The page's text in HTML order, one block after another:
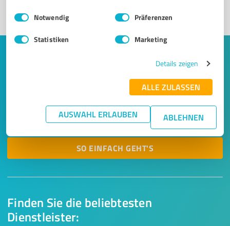
Impressum Datenschutzbestimmungen
Einwilligungsauswahl
Notwendig Präferenzen
Statistiken Marketing
Details zeigen
ALLE ZULASSEN
AUSWAHL ERLAUBEN ABLEHNEN
Finden Sie die beliebtesten
Dienstleister:
Keine Zeit für lange Recherchen und E-
Mails? Jetzt Angebote empfangen!
Lassen Sie sich einfach von passenden Experten in Ihrer
Nähe kontaktieren! Wir leiten Ihr Anliegen aus einem
kurzen Formular an bis zu 20 passende Dienstleister weiter.
SO EINFACH GEHT'S